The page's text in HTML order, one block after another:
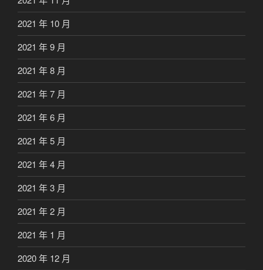
2021 年 10 月
2021 年 9 月
2021 年 8 月
2021 年 7 月
2021 年 6 月
2021 年 5 月
2021 年 4 月
2021 年 3 月
2021 年 2 月
2021 年 1 月
2020 年 12 月